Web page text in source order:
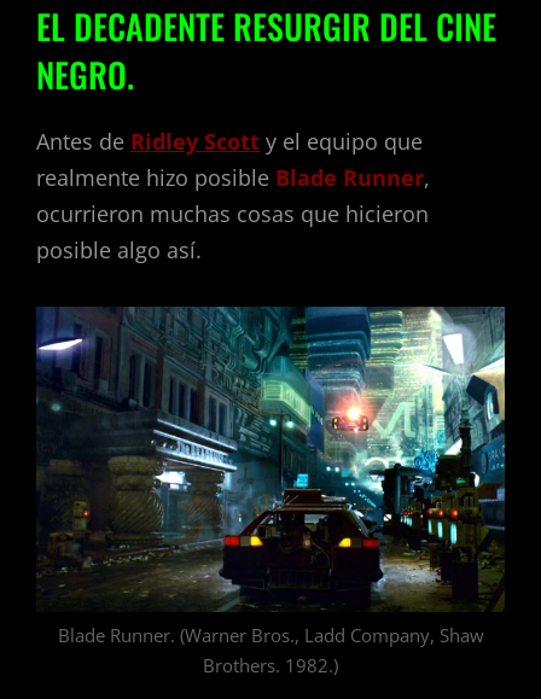
EL DECADENTE RESURGIR DEL CINE
NEGRO.
Antes de Ridley Scott y el equipo que
realmente hizo posible Blade Runner,
ocurrieron muchas cosas que hicieron
posible algo así.
Blade Runner. (Warner Bros., Ladd Company, Shaw
Brothers. 1982.)